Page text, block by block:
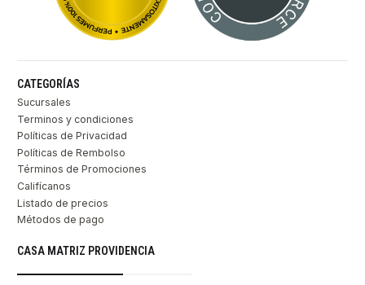
CATEGORÍAS
Sucursales
Terminos y condiciones
Políticas de Privacidad
Políticas de Rembolso
Términos de Promociones
Califícanos
Listado de precios
Métodos de pago
CASA MATRIZ PROVIDENCIA